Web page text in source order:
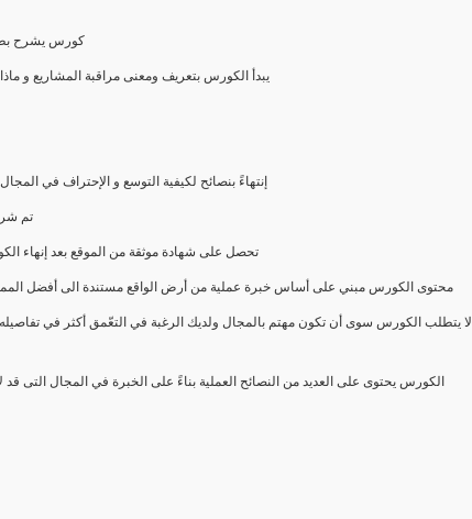
كورس يشرح
يبدأ الكورس بتعريف ومعنى مراقبة المشاريع و
إنتهاءً بنصائح لكيفية التوسع و الإحتراف في
تم
تحصل على شهادة موثقة من الموقع بعد إنهاء
محتوى الكورس مبني على أساس خبرة عملية من أرض الواقع مستندة الى أفضل
لا يتطلب الكورس سوى أن تكون مهتم بالمجال ولديك الرغبة في التعّمق أكثر في
الكورس يحتوى على العديد من النصائح العملية بناءً على الخبرة في المجال التى